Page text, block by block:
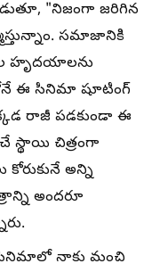
"నిజంగా జరిగిన
సమాజానికి
హృదయాలను
ఈ సినిమా షూటింగ్
రాజీ పడకుండా ఈ
స్థాయి చిత్రంగా
కోరుకునే అన్ని
అందరూ
సినిమాలో నాకు మంచి